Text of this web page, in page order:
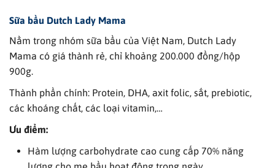
Sữa bầu Dutch Lady Mama
Nằm trong nhóm sữa bầu của Việt Nam, Dutch Lady
Mama có giá thành rẻ, chỉ khoảng 200.000 đồng/hộp
900g.
Thành phần chính: Protein, DHA, axit folic, sắt, prebiotic,
các khoáng chất, các loại vitamin,…
Ưu điểm:
Hàm lượng carbohydrate cao cung cấp 70% năng